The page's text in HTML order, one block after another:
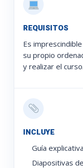
REQUISITOS
Es
su propio
y realizar el curso.
INCLUYE
Guía
Diapositivas